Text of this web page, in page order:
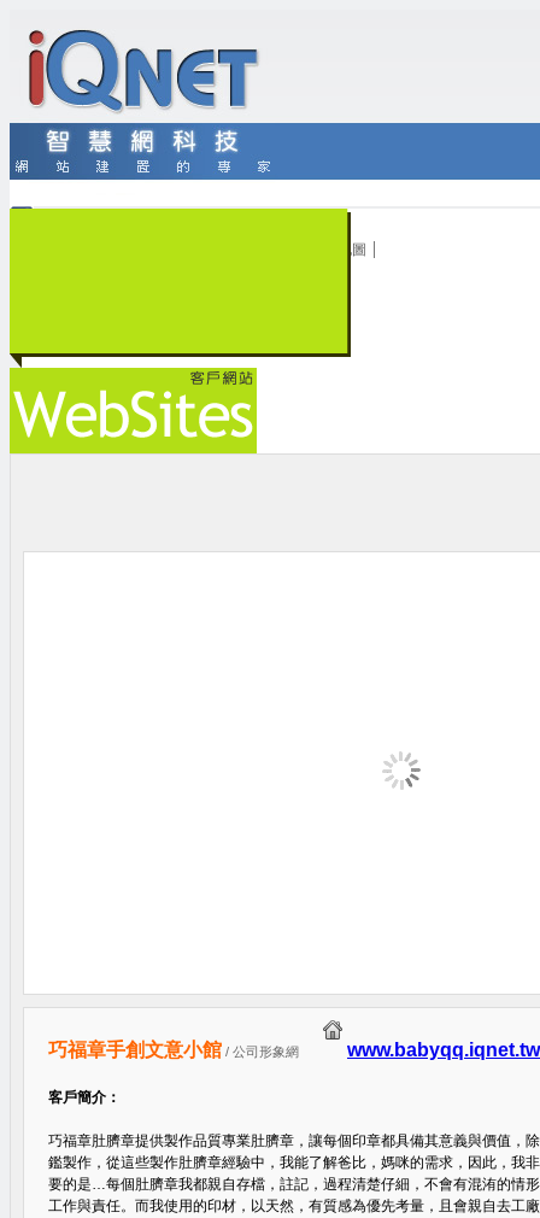
網站地圖 |
巧福章手創文意小館 / 公司形象網
客戶簡介：
巧福章肚臍章提供製作品質專業肚臍章，讓每個印章都具備其意義與價值，
鑑製作，從這些製作肚臍章經驗中，我能了解爸比，媽咪的需求，因此，我
要的是…每個肚臍章我都親自存檔，註記，過程清楚仔細，不會有混洧的情
工作與責任。而我使用的印材，以天然，有質感為優先考量，且會親自去工